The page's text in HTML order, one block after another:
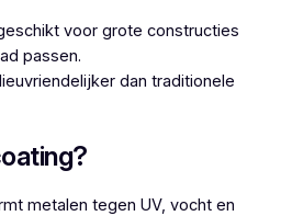
voor grote constructies
passen.
dan traditionele
metalen tegen UV, vocht en